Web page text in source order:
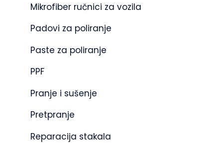
Mikrofiber ručnici za vozila
Padovi za poliranje
Paste za poliranje
PPF
Pranje i sušenje
Pretpranje
Reparacija stakala